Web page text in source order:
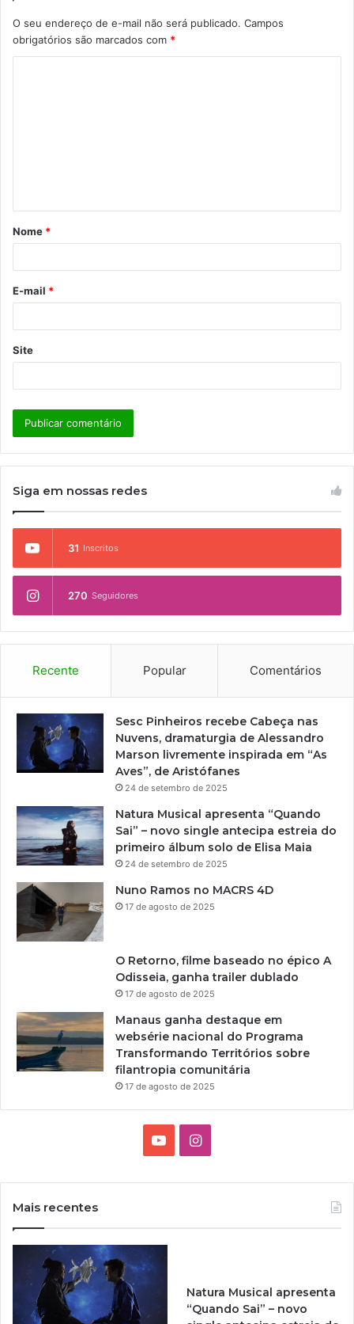
O seu endereço de e-mail não será publicado. Campos
obrigatórios são marcados com *
á
r
*
Nome *
E-mail *
Site
Siga em nossas redes
31 Inscritos
270 Seguidores
Recente Popular Comentários
Sesc Pinheiros recebe Cabeça nas
Nuvens, dramaturgia de Alessandro
Marson livremente inspirada em “As
Aves”, de Aristófanes
24 de setembro de 2025
Natura Musical apresenta “Quando
Sai” – novo single antecipa estreia do
primeiro álbum solo de Elisa Maia
24 de setembro de 2025
Nuno Ramos no MACRS 4D
17 de agosto de 2025
O Retorno, filme baseado no épico A
Odisseia, ganha trailer dublado
17 de agosto de 2025
Manaus ganha destaque em
websérie nacional do Programa
Transformando Territórios sobre
filantropia comunitária
17 de agosto de 2025
I
g
Mais recentes
Natura Musical apresenta
“Quando Sai” – novo